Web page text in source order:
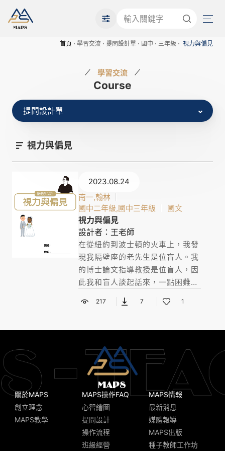
首頁 學習交流 提問設計單 國中 三年級 視力與偏見
學習交流
Course
提問設計單
視力與偏見
2023.08.24
南一,翰林
國中二年級,國中三年級
國文
視力與偏見
設計者：王老師
在從紐約到波士頓的火車上，我發
現我隔壁座的老先生是位盲人。我
的博士論文指導教授是位盲人，因
此我和盲人談起話來，一點困難也
217 7 1
關於MAPS
創立理念
MAPS教學
MAPS操作FAQ
心智繪圖
提問設計
操作流程
班級經營
MAPS情報
最新消息
媒體報導
MAPS出版
種子教師工作坊